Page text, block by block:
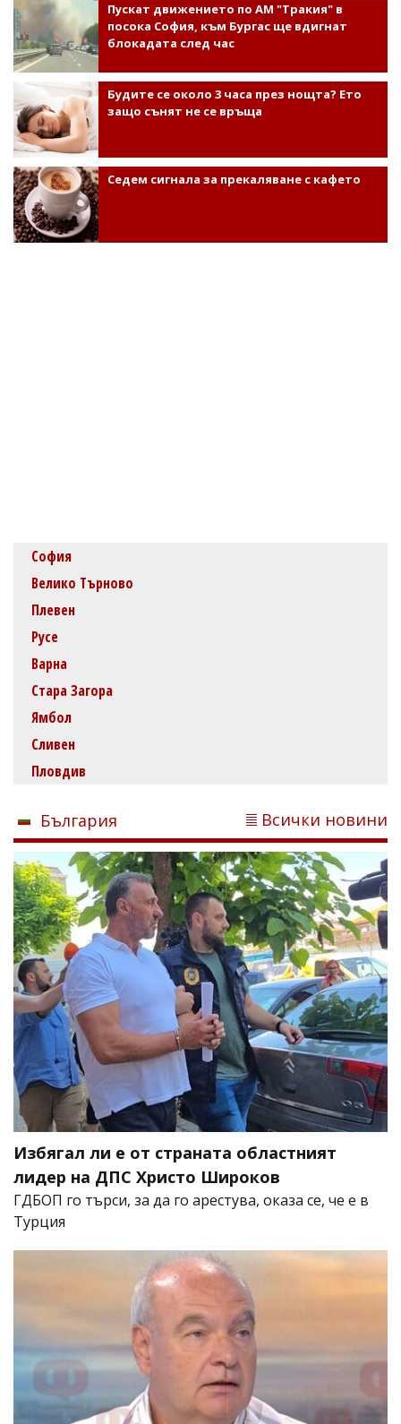
Пускат движението по АМ "Тракия" в
посока София, към Бургас ще вдигнат
блокадата след час
Будите се около 3 часа през нощта? Ето
защо сънят не се връща
Седем сигнала за прекаляване с кафето
София
Велико Търново
Плевен
Русе
Варна
Стара Загора
Ямбол
Сливен
Пловдив
България Всички новини
Избягал ли е от страната областният
лидер на ДПС Христо Широков
ГДБОП го търси, за да го арестува, оказа се, че е в
Турция